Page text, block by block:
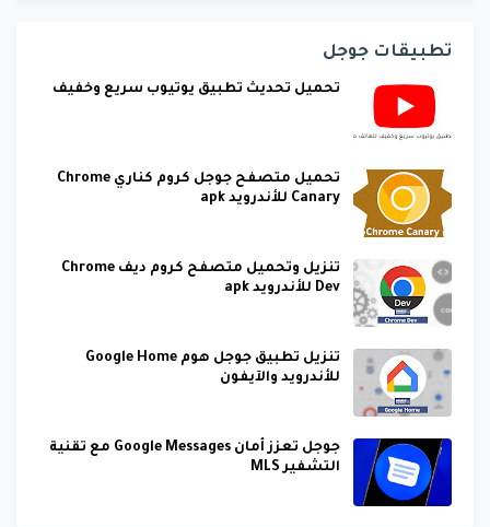
تطبيقات جوجل
تحميل تحديث تطبيق يوتيوب سريع وخفيف
تحميل متصفح جوجل كروم كناري Chrome
Canary للأندرويد apk
تنزيل وتحميل متصفح كروم ديف Chrome
Dev للأندرويد apk
تنزيل تطبيق جوجل هوم Google Home
للأندرويد والآيفون
جوجل تعزز أمان Google Messages مع تقنية
التشفير MLS